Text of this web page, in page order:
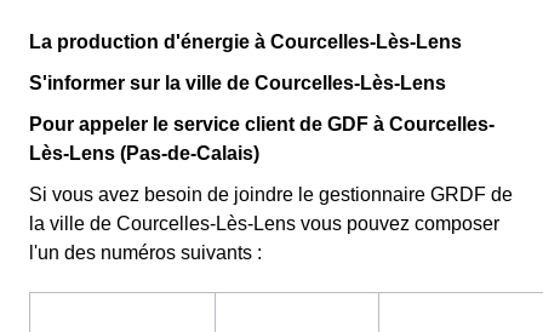
La production d'énergie à Courcelles-Lès-Lens
S'informer sur la ville de Courcelles-Lès-Lens
Pour appeler le service client de GDF à Courcelles-
Lès-Lens (Pas-de-Calais)
Si vous avez besoin de joindre le gestionnaire GRDF de
la ville de Courcelles-Lès-Lens vous pouvez composer
l'un des numéros suivants :